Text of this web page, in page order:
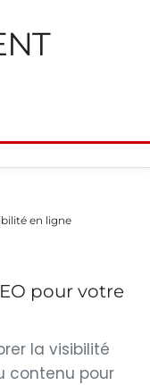
en ligne
pour votre
la visibilité
contenu pour